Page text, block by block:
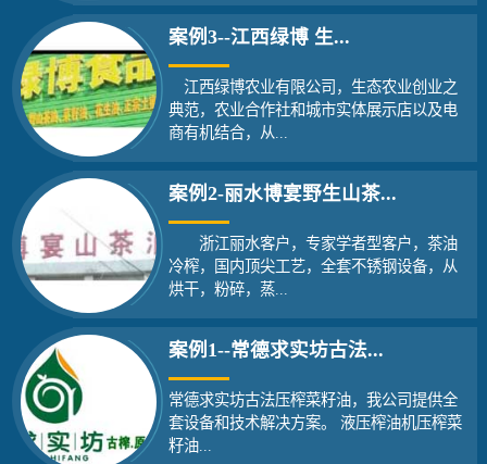
案例3--江西绿博 生...
江西绿博农业有限公司，生态农业创业之
典范，农业合作社和城市实体展示店以及电
商有机结合，从...
案例2-丽水博宴野生山茶...
浙江丽水客户，专家学者型客户，茶油
冷榨，国内顶尖工艺，全套不锈钢设备，从
烘干，粉碎，蒸...
案例1--常德求实坊古法...
常德求实坊古法压榨菜籽油，我公司提供全
套设备和技术解决方案。 液压榨油机压榨菜
籽油...